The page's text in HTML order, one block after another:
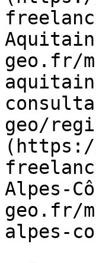
geo.fr/
geo/
Alpes-
geo.fr/
alpes-